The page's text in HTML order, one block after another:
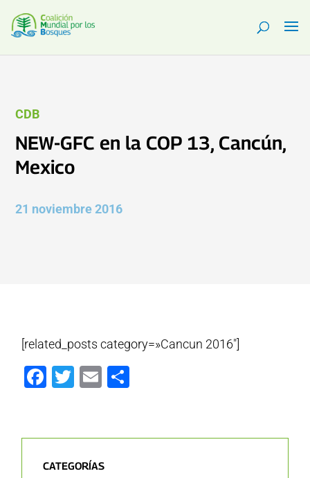
CDB
NEW-GFC en la COP 13, Cancún,
Mexico
21 noviembre 2016
[related_posts category=»Cancun 2016″]
Facebook
Twitter
Email
CATEGORÍAS